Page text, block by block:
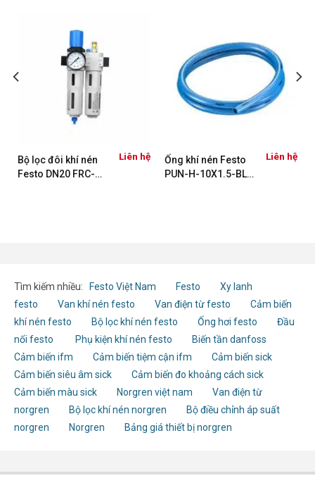
Bộ lọc đôi khí nén
Festo DN20 FRC-
Liên hệ
Ống khí nén Festo
PUN-H-10X1.5-BL
Liên hệ
Tìm kiếm nhiều: Festo Việt Nam Festo
Xy lanh
festo
Van khí nén festo Van điện từ festo
Cảm biến
khí nén festo
Bộ lọc khí nén festo Ống hơi festo
Đầu
nối festo
Phụ kiện khí nén festo
Biến tần danfoss
Cảm biến ifm
Cảm biến tiệm cận ifm
Cảm biến sick
Cảm biến siêu âm sick
Cảm biến đo khoảng cách sick
Cảm biến màu sick
Norgren việt nam
Van điện từ
norgren
Bộ lọc khí nén norgren
Bộ điều chỉnh áp suất
norgren
Norgren Bảng giá thiết bị norgren